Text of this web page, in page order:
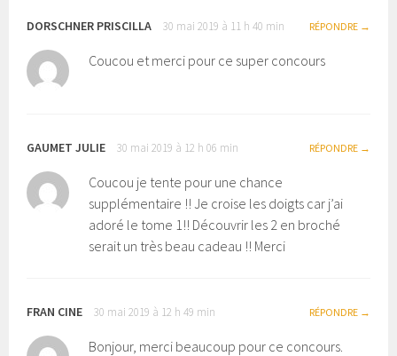
DORSCHNER PRISCILLA 30 mai 2019 à 11 h 40 min RÉPONDRE
Coucou et merci pour ce super concours
GAUMET JULIE 30 mai 2019 à 12 h 06 min RÉPONDRE
Coucou je tente pour une chance
supplémentaire !! Je croise les doigts car j’ai
adoré le tome 1!! Découvrir les 2 en broché
serait un très beau cadeau !! Merci
FRAN CINE 30 mai 2019 à 12 h 49 min RÉPONDRE
Bonjour, merci beaucoup pour ce concours.